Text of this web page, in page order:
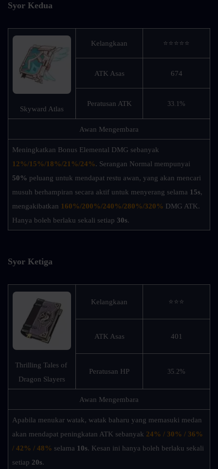
Syor Kedua
Skyward Atlas
Kelangkaan ⭐⭐⭐⭐⭐
ATK Asas 674
Peratusan ATK 33.1%
Awan Mengembara
12%/15%/18%/21%/24%
50% peluang untuk mendapat restu awan, yang akan mencari
musuh berhampiran secara aktif untuk menyerang selama 15s,
mengakibatkan 160%/200%/240%/280%/320% DMG ATK.
Hanya boleh berlaku sekali setiap 30s.
Syor Ketiga
Thrilling Tales of
Dragon Slayers
Kelangkaan ⭐⭐⭐
ATK Asas 401
Peratusan HP 35.2%
Awan Mengembara
Apabila menukar watak, watak baharu yang memasuki medan
akan mendapat peningkatan ATK sebanyak 24% / 30% / 36%
/ 42% / 48% selama 10s. Kesan ini hanya boleh berlaku sekali
setiap 20s.